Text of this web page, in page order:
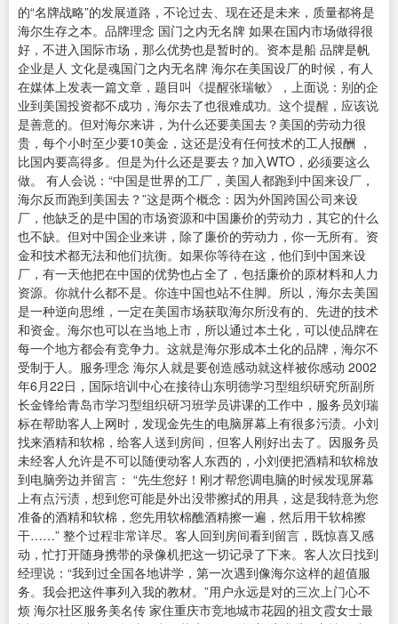
的“名牌战略”的发展道路，不论过去、现在还是未来，质量都将是
海尔生存之本。品牌理念 国门之内无名牌 如果在国内市场做得很
好，不进入国际市场，那么优势也是暂时的。资本是船 品牌是帆
企业是人 文化是魂国门之内无名牌 海尔在美国设厂的时候，有人
在媒体上发表一篇文章，题目叫《提醒张瑞敏》，上面说：别的企
业到美国投资都不成功，海尔去了也很难成功。这个提醒，应该说
是善意的。但对海尔来讲，为什么还要美国去？美国的劳动力很
贵，每个小时至少要10美金，这还是没有任何技术的工人报酬 ，
比国内要高得多。但是为什么还是要去？加入WTO，必须要这么
做。 有人会说：“中国是世界的工厂，美国人都跑到中国来设厂，
海尔反而跑到美国去？”这是两个概念：因为外国跨国公司来设
厂，他缺乏的是中国的市场资源和中国廉价的劳动力，其它的什么
也不缺。但对中国企业来讲，除了廉价的劳动力，你一无所有。资
金和技术都无法和他们抗衡。如果你等待在这，他们到中国来设
厂，有一天他把在中国的优势也占全了，包括廉价的原材料和人力
资源。你就什么都不是。你连中国也站不住脚。所以，海尔去美国
是一种逆向思维，一定在美国市场获取海尔所没有的、先进的技术
和资金。海尔也可以在当地上市，所以通过本土化，可以使品牌在
每一个地方都会有竞争力。这就是海尔形成本土化的品牌，海尔不
受制于人。服务理念 海尔人就是要创造感动就这样被你感动 2002
年6月22日，国际培训中心在接待山东明德学习型组织研究所副所
长金锋给青岛市学习型组织研习班学员讲课的工作中，服务员刘瑞
标在帮助客人上网时，发现金先生的电脑屏幕上有很多污渍。小刘
找来酒精和软棉，给客人送到房间，但客人刚好出去了。因服务员
未经客人允许是不可以随便动客人东西的，小刘便把酒精和软棉放
到电脑旁边并留言： “先生您好！刚才帮您调电脑的时候发现屏幕
上有点污渍，想到您可能是外出没带擦拭的用具，这是我特意为您
准备的酒精和软棉，您先用软棉醮酒精擦一遍，然后用干软棉擦
干……” 整个过程非常详尽。客人回到房间看到留言，既惊喜又感
动，忙打开随身携带的录像机把这一切记录了下来。客人次日找到
经理说：“我到过全国各地讲学，第一次遇到像海尔这样的超值服
务。我会把这件事列入我的教材。”用户永远是对的三次上门心不
烦 海尔社区服务美名传 家住重庆市竞地城市花园的祖文霞女士最